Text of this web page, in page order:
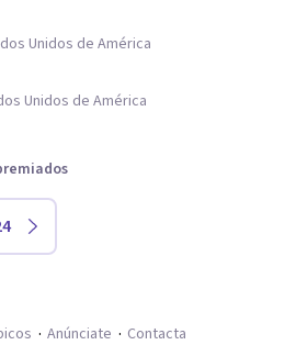
Unidos de América
Unidos de América
Anúnciate Contacta